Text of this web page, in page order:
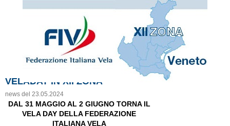
VELADAY IN XII ZONA
news del 23.05.2024
DAL 31 MAGGIO AL 2 GIUGNO TORNA IL
VELA DAY DELLA FEDERAZIONE
ITALIANA VELA